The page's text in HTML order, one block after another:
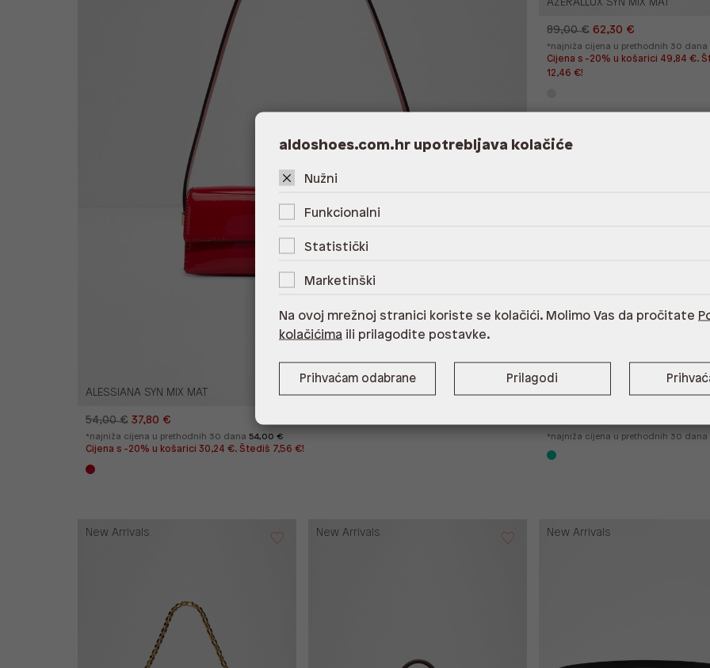
ALESSIANA SYN MIX MAT
54,00 € 37,80 €
*najniža cijena u prethodnih 30 dana 54,00 €
Cijena s -20% u košarici 30,24 €. Štediš 7,56 €!
AZERALLUX SYN MIX MAT
89,00 € 62,30 €
*najniža cijena u prethodnih 30 dana
Cijena s -20% u košarici 49,84 €.
12,46 €!
TAMLINIA SYN SMOOTH
Flex
*najniža cijena u prethodnih 30 dana
New Arrivals New Arrivals New Arrivals
aldoshoes.com.hr upotrebljava kolačiće
Nužni
Funkcionalni
Statistički
Marketinški
Na ovoj mrežnoj stranici koriste se kolačići. Molimo Vas da pročitate
kolačićima ili prilagodite postavke.
Prihvaćam odabrane Prilagodi